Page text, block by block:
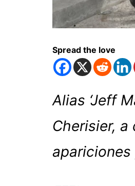
Spread the love
Alias ‘Jeff
Cherisier, a